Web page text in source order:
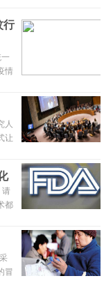
行
情
人
让
请
都
冒